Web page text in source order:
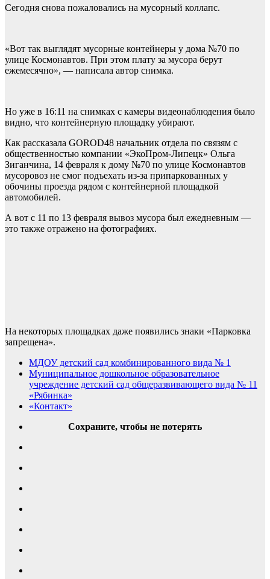
Сегодня снова пожаловались на мусорный коллапс.
«Вот так выглядят мусорные контейнеры у дома №70 по
улице Космонавтов. При этом плату за мусора берут
ежемесячно», — написала автор снимка.
Но уже в 16:11 на снимках с камеры видеонаблюдения было
видно, что контейнерную площадку убирают.
Как рассказала GOROD48 начальник отдела по связям с
общественностью компании «ЭкоПром-Липецк» Ольга
Зиганчина, 14 февраля к дому №70 по улице Космонавтов
мусоровоз не смог подъехать из-за припаркованных у
обочины проезда рядом с контейнерной площадкой
автомобилей.
А вот с 11 по 13 февраля вывоз мусора был ежедневным —
это также отражено на фотографиях.
На некоторых площадках даже появились знаки «Парковка
запрещена».
МДОУ детский сад комбинированного вида № 1
Муниципальное дошкольное образовательное
учреждение детский сад общеразвивающего вида № 11
«Рябинка»
«Контакт»
Сохраните, чтобы не потерять